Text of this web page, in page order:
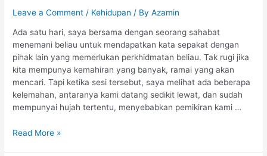
Leave a Comment / Kehidupan / ByAzamin
Ada satu hari, saya bersama dengan seorang sahabat
menemani beliau untuk mendapatkan kata sepakat dengan
pihak lain yang memerlukan perkhidmatan beliau. Tak rugi jika
kita mempunya kemahiran yang banyak, ramai yang akan
mencari. Tapi ketika sesi tersebut, saya melihat ada beberapa
kelemahan, antaranya kami datang sedikit lewat, dan sudah
mempunyai hujah tertentu, menyebabkan pemikiran kami …
Read More »